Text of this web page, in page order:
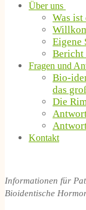
Über uns
Was ist
Eigene
Bericht
Fragen und
Bio-
das
Die
Kontakt
Informationen für
Bioidentische